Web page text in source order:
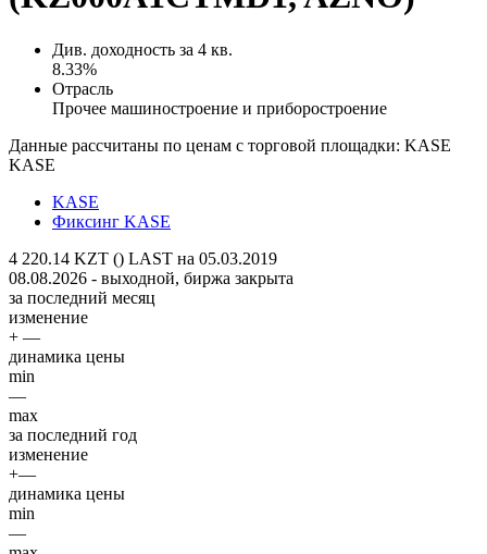
Див. доходность за 4 кв.
8.33%
Отрасль
Прочее машиностроение и приборостроение
Данные рассчитаны по ценам с торговой площадки: KASE
KASE
KASE
Фиксинг KASE
4 220.14 KZT () LAST на 05.03.2019
08.08.2026 - выходной, биржа закрыта
за последний месяц
изменение
+ —
динамика цены
min
—
max
за последний год
изменение
+—
динамика цены
min
—